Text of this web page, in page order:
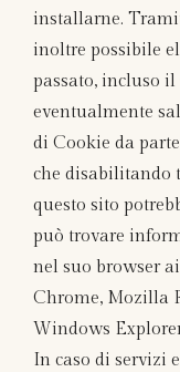
installarne.
inoltre possibile
passato, incluso
eventualmente
di Cookie da
che disabilitando
questo sito
può trovare
nel suo browser
Chrome, Mozilla
Windows
In caso di servizi